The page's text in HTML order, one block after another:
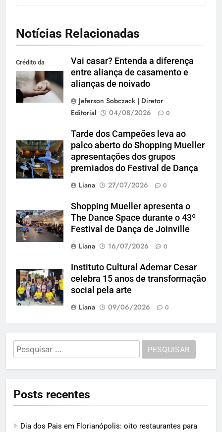
Notícias Relacionadas
Crédito da
imagem: Pexels
Vai casar? Entenda a diferença
entre aliança de casamento e
alianças de noivado
Jeferson Sobczack | Diretor
Editorial
04/08/2026 0
Tarde dos Campeões leva ao
palco aberto do Shopping Mueller
apresentações dos grupos
premiados do Festival de Dança
Liana
27/07/2026 0
Shopping Mueller apresenta o
The Dance Space durante o 43º
Festival de Dança de Joinville
Liana
16/07/2026 0
Instituto Cultural Ademar Cesar
celebra 15 anos de transformação
social pela arte
Liana
09/06/2026 0
Pesquisar
por:
Posts recentes
Dia dos Pais em Florianópolis: oito restaurantes para